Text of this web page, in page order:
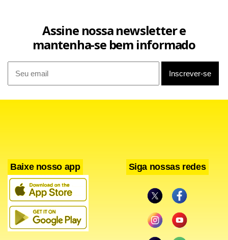
As análises laboratoriais são feitas no Laboratório Central
de Saúde Pública (Lacen-DF), onde se verifica a qualidade
do alimento produzido. Em breve, o novo laboratório
próprio da Seagri será inaugurado, com investimento
Assine nossa newsletter e
mantenha-se bem informado
Baixe nosso app Siga nossas redes